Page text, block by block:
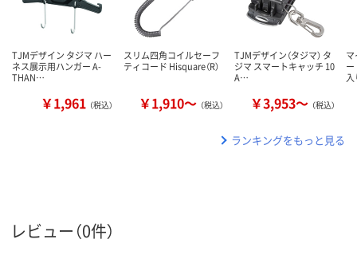
TJMデザイン タジマ ハー
ネス展示用ハンガー A-
THAN…
￥1,961 （税込）
スリム四角コイルセーフ
ティコード Hisquare（R）
￥1,910～ （税込）
TJMデザイン（タジマ） タ
ジマ スマートキャッチ 10
A…
￥3,953～ （税込）
ランキングをもっと見る
レビュー（0件）